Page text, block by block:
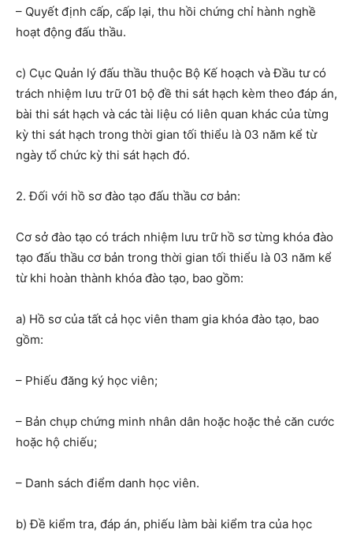
– Quyết định cấp, cấp lại, thu hồi chứng chỉ hành nghề
hoạt động đấu thầu.
c) Cục Quản lý đấu thầu thuộc Bộ Kế hoạch và Đầu tư có
trách nhiệm lưu trữ 01 bộ đề thi sát hạch kèm theo đáp án,
bài thi sát hạch và các tài liệu có liên quan khác của từng
kỳ thi sát hạch trong thời gian tối thiểu là 03 năm kể từ
ngày tổ chức kỳ thi sát hạch đó.
2. Đối với hồ sơ đào tạo đấu thầu cơ bản:
Cơ sở đào tạo có trách nhiệm lưu trữ hồ sơ từng khóa đào
tạo đấu thầu cơ bản trong thời gian tối thiểu là 03 năm kể
từ khi hoàn thành khóa đào tạo, bao gồm:
a) Hồ sơ của tất cả học viên tham gia khóa đào tạo, bao
gồm:
– Phiếu đăng ký học viên;
– Bản chụp chứng minh nhân dân hoặc hoặc thẻ căn cước
hoặc hộ chiếu;
– Danh sách điểm danh học viên.
b) Đề kiểm tra, đáp án, phiếu làm bài kiểm tra của học